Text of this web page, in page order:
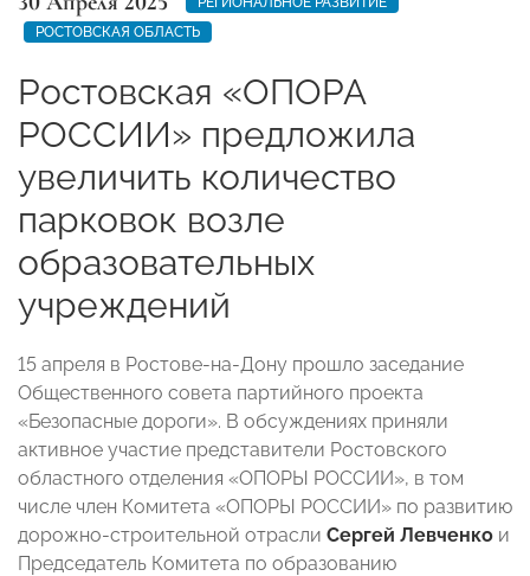
РОСТОВСКАЯ ОБЛАСТЬ
Ростовская «ОПОРА
РОССИИ» предложила
увеличить количество
парковок возле
образовательных
учреждений
15 апреля в Ростове-на-Дону прошло заседание
Общественного совета партийного проекта
«Безопасные дороги». В обсуждениях приняли
активное участие представители Ростовского
областного отделения «ОПОРЫ РОССИИ», в том
числе член Комитета «ОПОРЫ РОССИИ» по развитию
дорожно-строительной отрасли Сергей Левченко и
Председатель Комитета по образованию